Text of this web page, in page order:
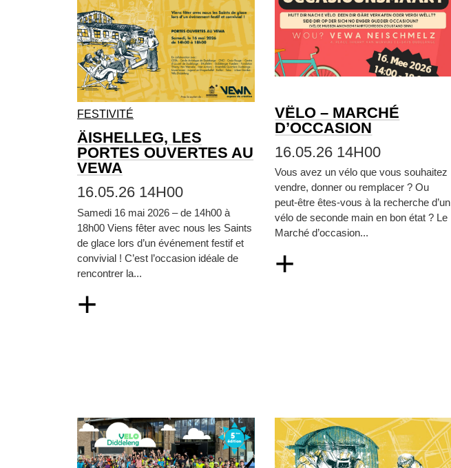
FESTIVITÉ
ÄISHELLEG, LES
PORTES OUVERTES AU
VEWA
16.05.26 14H00
Samedi 16 mai 2026 – de 14h00 à
18h00 Viens fêter avec nous les Saints
de glace lors d’un événement festif et
convivial ! C’est l’occasion idéale de
rencontrer la...
+
VËLO – MARCHÉ
D’OCCASION
16.05.26 14H00
Vous avez un vélo que vous souhaitez
vendre, donner ou remplacer ? Ou
peut‑être êtes‑vous à la recherche d’un
vélo de seconde main en bon état ? Le
Marché d’occasion...
+